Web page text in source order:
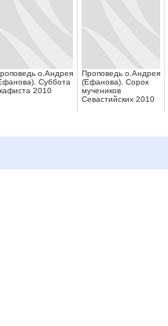
о.Андрея
Суббота
2010
Проповедь о.Андрея
(Ефанова). Сорок
мучеников
Севастийских 2010